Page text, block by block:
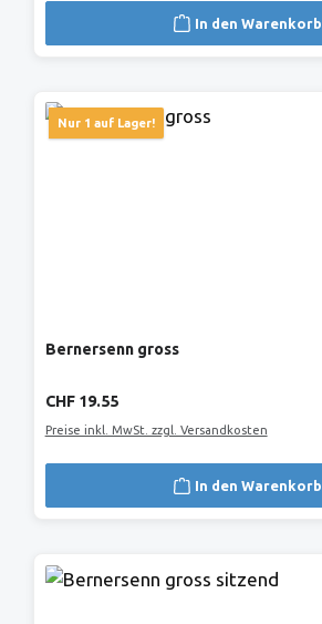
In den Warenkorb
Nur 1 auf Lager!
Bernersenn gross
Regulärer Preis:
CHF 19.55
Preise inkl. MwSt. zzgl. Versandkosten
In den Warenkorb